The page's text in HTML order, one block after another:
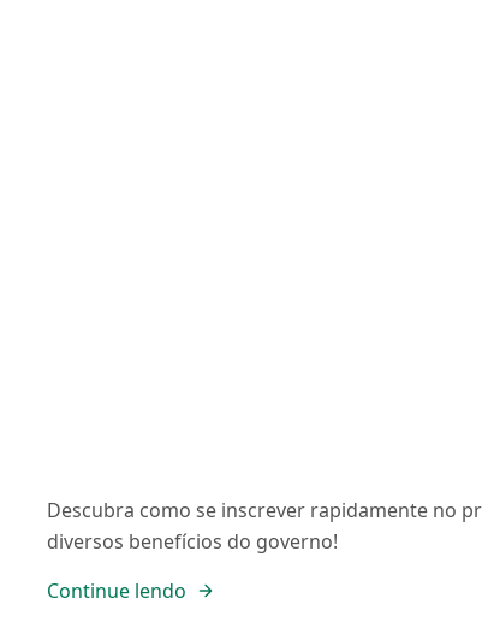
Descubra como se inscrever rapidamente no
diversos benefícios do governo!
Continue lendo